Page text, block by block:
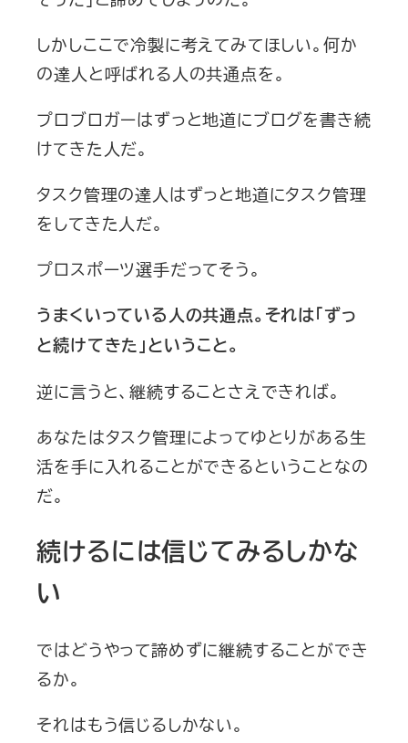
しかしここで冷製に考えてみてほしい。何か
の達人と呼ばれる人の共通点を。
プロブロガーはずっと地道にブログを書き続
けてきた人だ。
タスク管理の達人はずっと地道にタスク管理
をしてきた人だ。
プロスポーツ選手だってそう。
うまくいっている人の共通点。それは「ずっ
と続けてきた」ということ。
逆に言うと、継続することさえできれば。
あなたはタスク管理によってゆとりがある生
活を手に入れることができるということなの
だ。
続けるには信じてみるしかな
い
ではどうやって諦めずに継続することができ
るか。
それはもう信じるしかない。